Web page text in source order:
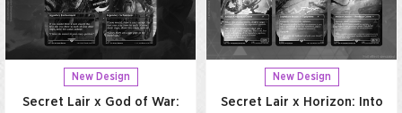
New Design
Secret Lair x God of War:
New Design
Secret Lair x Horizon: Into